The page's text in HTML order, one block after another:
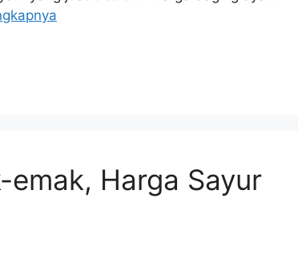
emak, Harga Sayur